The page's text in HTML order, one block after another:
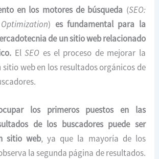
en los motores de búsqueda (SEO:
) es fundamental para la
de un sitio web relacionado
ElSEO es el proceso de mejorar la
web en los resultados orgánicos de
los primeros puestos en las
de los buscadores puede ser
sitio web, ya que la mayoría de los
la segunda página de resultados.